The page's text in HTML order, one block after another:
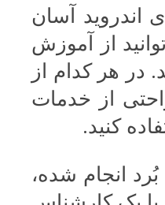
آسان
از آموزش
در هر کدام از
از خدمات
کنید.
انجام شده،